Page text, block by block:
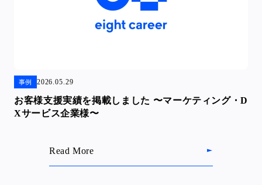
事例 2026.05.29
お客様支援実績を掲載しました 〜マーケティング・D
Xサービス企業様〜
Read More